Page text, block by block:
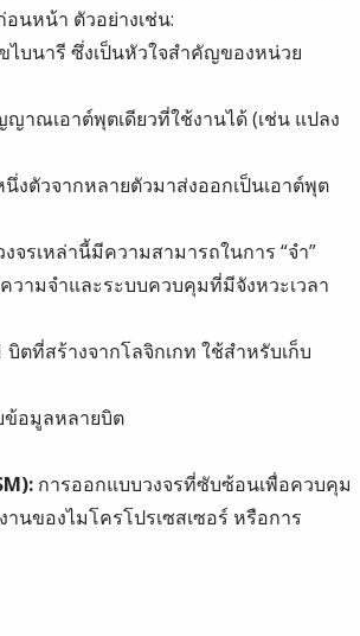
นหน้า ตัวอย่างเช่น:
ไบนารี ซึ่งเป็นหัวใจสำคัญของหน่วย
าณเอาต์พุตเดียวที่ใช้งานได้ (เช่น แปลง
งตัวจากหลายตัวมาส่งออกเป็นเอาต์พุต
งจรเหล่านี้มีความสามารถในการ “จำ”
ามจำและระบบควบคุมที่มีจังหวะเวลา
ตที่สร้างจากโลจิกเกท ใช้สำหรับเก็บ
ข้อมูลหลายบิต
การออกแบบวงจรที่ซับซ้อนเพื่อควบคุม
นของไมโครโปรเซสเซอร์ หรือการ